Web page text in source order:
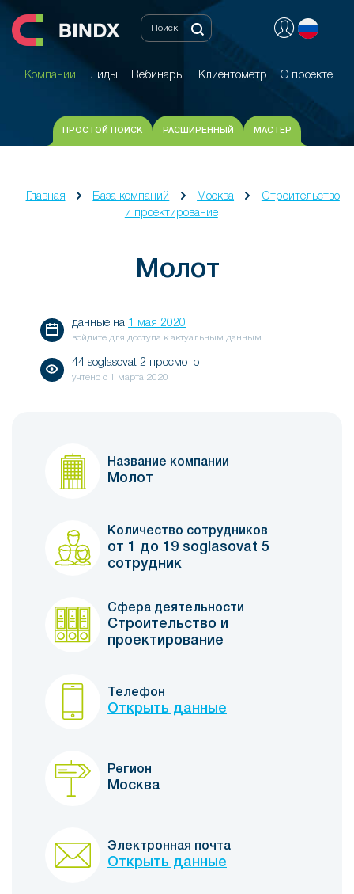
Компании Лиды Вебинары Клиентометр О проекте
Компании Лиды Вебинары Клиентометр О проекте
ПРОСТОЙ ПОИСК РАСШИРЕННЫЙ МАСТЕР
Главная База компаний Москва
Строительство
и проектирование
Молот
данные на 1 мая 2020
войдите для доступа к актуальным данным
44 soglasovat 2 просмотр
учтено с 1 марта 2020
Название компании
Молот
Количество сотрудников
от 1 до 19 soglasovat 5
сотрудник
Сфера деятельности
Строительство и
проектирование
Телефон
Открыть данные
Регион
Москва
Электронная почта
Открыть данные